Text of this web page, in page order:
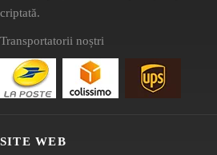
criptată.
Transportatorii noștri
SITE WEB